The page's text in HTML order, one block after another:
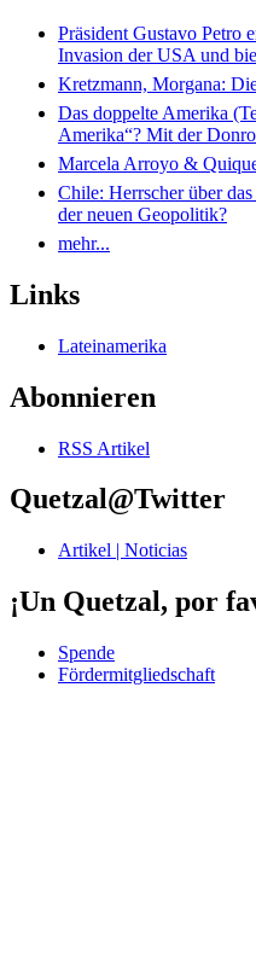
Präsident Gustavo Petro
Invasion der USA und
Kretzmann, Morgana:
Das doppelte Amerika
Amerika“? Mit der
Marcela Arroyo &
Chile: Herrscher über
der neuen Geopolitik?
mehr...
Links
Lateinamerika
Abonnieren
RSS Artikel
Quetzal@Twitter
Artikel | Noticias
¡Un Quetzal, por
Spende
Fördermitgliedschaft